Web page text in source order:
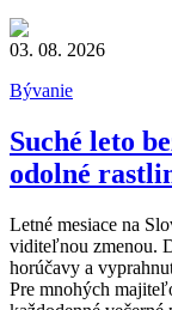
03. 08. 2026
Bývanie
Suché leto
odolné
Letné mesiace na
viditeľnou zmenou.
horúčavy a
Pre mnohých